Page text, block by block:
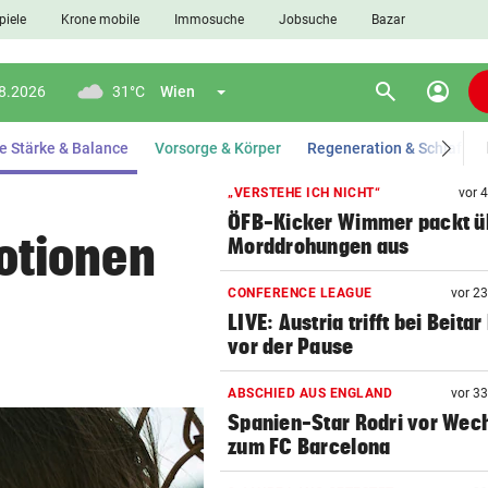
Krone mobile Immosuche Jobsuche Bazar
31°C Wien Menü aufklappen search Suchen
account_circle
Stärke & Balance
Vorsorge & Körper
Regeneration & Schlaf
„VERSTEHE ICH NICHT“ vor
ÖFB-Kicker Wimmer packt
Morddrohungen aus
CONFERENCE LEAGUE vor
LIVE: Austria trifft bei Beitar
vor der Pause
ABSCHIED AUS ENGLAND vor
Spanien-Star Rodri vor
zum FC Barcelona